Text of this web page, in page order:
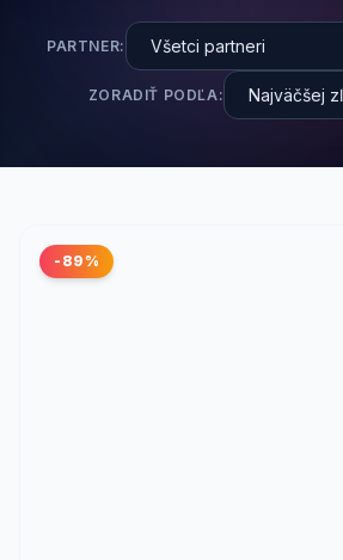
PARTNER:
ZORADIŤ PODĽA:
-89%